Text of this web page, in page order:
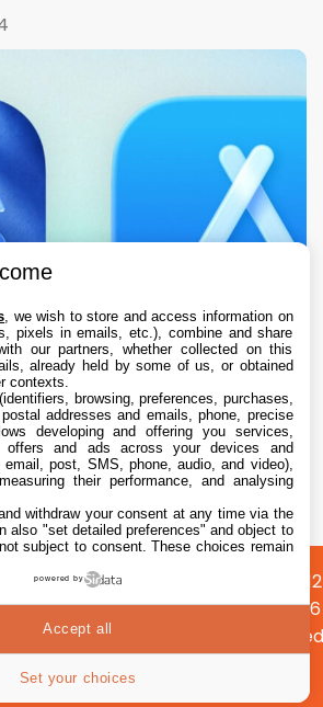
en panne pour plusieurs
Apple
Confidentialité
©
2026
|
, we wish to store and access information on
pixels in emails, etc.), combine and share
our partners, whether collected on this
already held by some of us, or obtained
contexts.
browsing, preferences, purchases,
addresses and emails, phone, precise
developing and offering you services,
offers and ads across your devices and
post, SMS, phone, audio, and video),
their performance, and analysing
withdraw your consent at any time via the
also "set detailed preferences" and object to
subject to consent. These choices remain
powered by
Set your choices
Accept all